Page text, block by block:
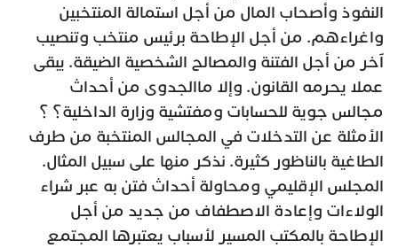
النفوذ وأصحاب المال من أجل استمالة المنتخبين
واغراءهم. من أجل الإطاحة برئيس منتخب وتنصيب
آخر من أجل الفتنة والمصالح الشخصية الضيقة. يبقى
عملا يحرمه القانون. وإلا ماالجدوى من أحداث
مجالس جوية للحسابات ومفتشية وزارة الداخلية؟ ؟
الأمثلة عن التدخلات في المجالس المنتخبة من طرف
الطاغية بالناظور كثيرة. نذكر منها على سبيل المثال.
المجلس الإقليمي ومحاولة أحداث فتن به عبر شراء
الولاءات وإعادة الاصطفاف من جديد من أجل
الإطاحة بالمكتب المسير لأسباب يعتبرها المجتمع